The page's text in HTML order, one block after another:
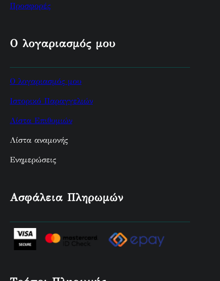
Προσφορές
Ο λογαριασμός μου
Ο λογαριασμός μου
Ιστορικό Παραγγελιών
Λίστα Επιθυμιών
Λίστα αναμονής
Ενημερώσεις
Ασφάλεια Πληρωμών